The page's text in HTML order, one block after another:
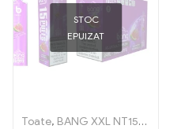
Țigarete electronice de unică
STOC
EPUIZAT
Toate, BANG XXL NT15000